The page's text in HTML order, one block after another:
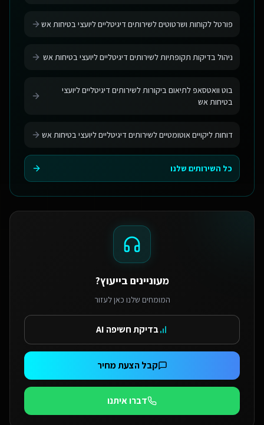
פורטל לקוחות ושרטוטים לשירותים דיגיטליים ליועצי בטיחות אש
ניהול בדיקות תקופתיות לשירותים דיגיטליים ליועצי בטיחות אש
בוט וואטסאפ לתיאום ביקורות לשירותים דיגיטליים ליועצי
בטיחות אש
דוחות ליקויים אוטומטיים לשירותים דיגיטליים ליועצי בטיחות אש
כל השירותים שלנו
מעוניינים בייעוץ?
המומחים שלנו כאן לעזור
בדיקת חשיפה AI
קבל הצעת מחיר
דברו איתנו